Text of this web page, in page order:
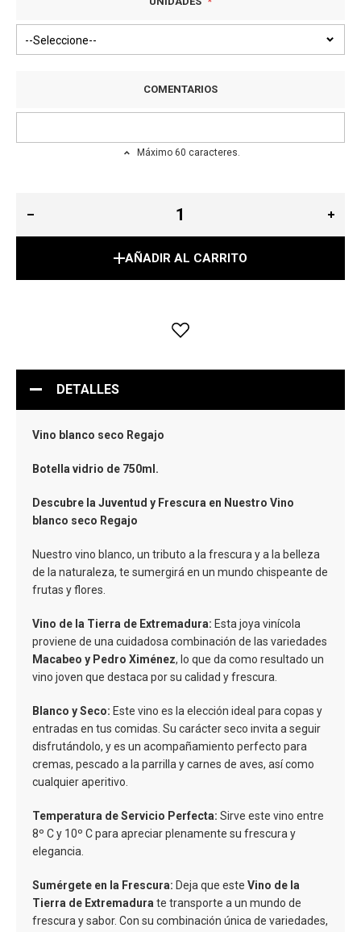
COMENTARIOS
Máximo 60 caracteres.
AÑADIR AL CARRITO
DETALLES
Vino blanco seco Regajo
Botella vidrio de 750ml.
Descubre la Juventud y Frescura en Nuestro Vino
blanco seco Regajo
Nuestro vino blanco, un tributo a la frescura y a la belleza
de la naturaleza, te sumergirá en un mundo chispeante de
frutas y flores.
Vino de la Tierra de Extremadura: Esta joya vinícola
proviene de una cuidadosa combinación de las variedades
Macabeo y Pedro Ximénez, lo que da como resultado un
vino joven que destaca por su calidad y frescura.
Blanco y Seco: Este vino es la elección ideal para copas y
entradas en tus comidas. Su carácter seco invita a seguir
disfrutándolo, y es un acompañamiento perfecto para
cremas, pescado a la parrilla y carnes de aves, así como
cualquier aperitivo.
Temperatura de Servicio Perfecta: Sirve este vino entre
8º C y 10º C para apreciar plenamente su frescura y
elegancia.
Sumérgete en la Frescura: Deja que este Vino de la
Tierra de Extremadura te transporte a un mundo de
frescura y sabor. Con su combinación única de variedades,